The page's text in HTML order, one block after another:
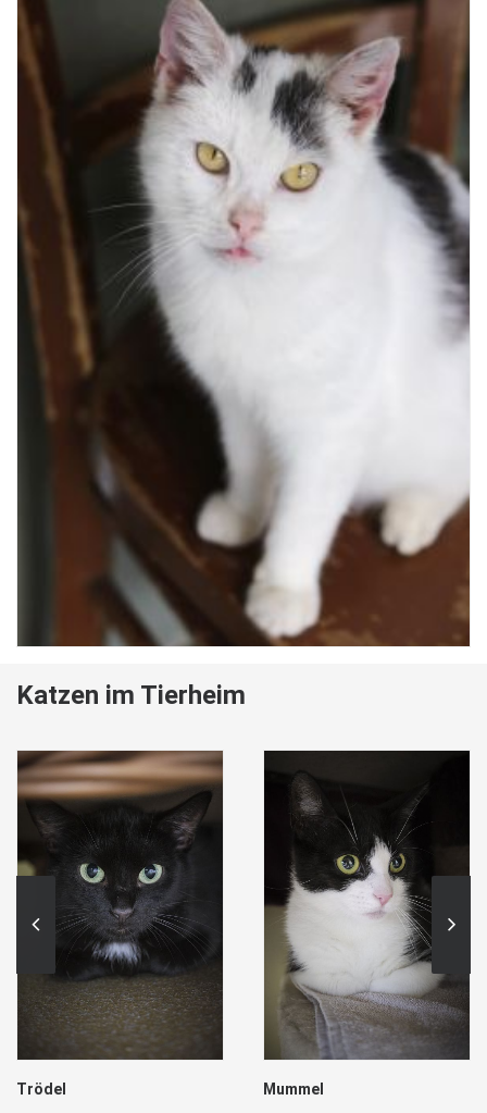
Katzen im Tierheim
Trödel Mummel